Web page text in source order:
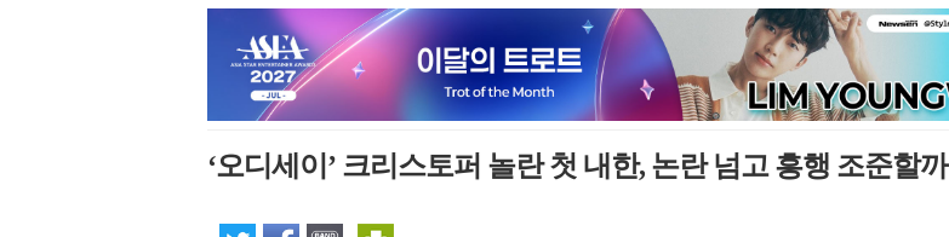
‘오디세이’ 크리스토퍼 놀란 첫 내한, 논란 넘고 흥행 조준할까